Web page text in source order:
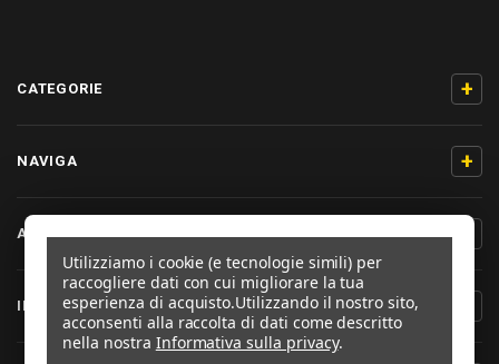
CATEGORIE +
NAVIGA +
AIUTO & CONTATTO
INFORMAZIONI PRODOTTO
Utilizziamo i cookie (e tecnologie simili) per
raccogliere dati con cui migliorare la tua
esperienza di acquisto.Utilizzando il nostro sito,
acconsenti alla raccolta di dati come descritto
nella nostra Informativa sulla privacy.